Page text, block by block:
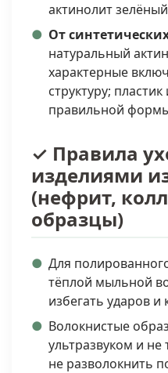
актинолит
От
натуральный
характерные
структуру;
правильной
✓ Правила
изделиями
(нефрит,
образцы)
Для
тёплой мыльной
избегать ударов и
Волокнистые
ультразвуком и
не разволокнить